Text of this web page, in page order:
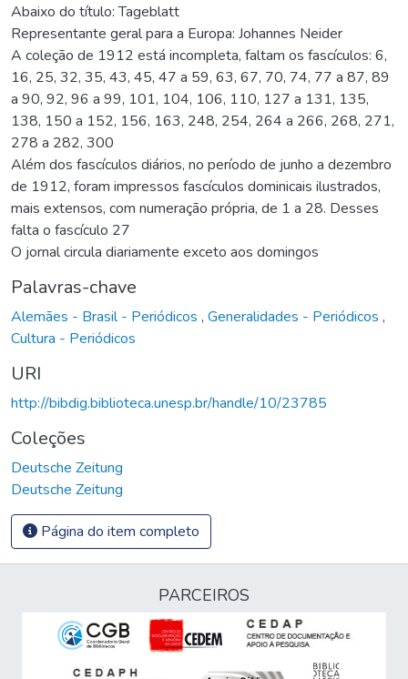
Abaixo do título: Tageblatt
Representante geral para a Europa: Johannes Neider
A coleção de 1912 está incompleta, faltam os fascículos: 6,
16, 25, 32, 35, 43, 45, 47 a 59, 63, 67, 70, 74, 77 a 87, 89
a 90, 92, 96 a 99, 101, 104, 106, 110, 127 a 131, 135,
138, 150 a 152, 156, 163, 248, 254, 264 a 266, 268, 271,
278 a 282, 300
Além dos fascículos diários, no período de junho a dezembro
de 1912, foram impressos fascículos dominicais ilustrados,
mais extensos, com numeração própria, de 1 a 28. Desses
falta o fascículo 27
O jornal circula diariamente exceto aos domingos
Palavras-chave
Alemães - Brasil - Periódicos , Generalidades - Periódicos ,
Cultura - Periódicos
URI
http://bibdig.biblioteca.unesp.br/handle/10/23785
Coleções
Deutsche Zeitung
Deutsche Zeitung
Página do item completo
PARCEIROS